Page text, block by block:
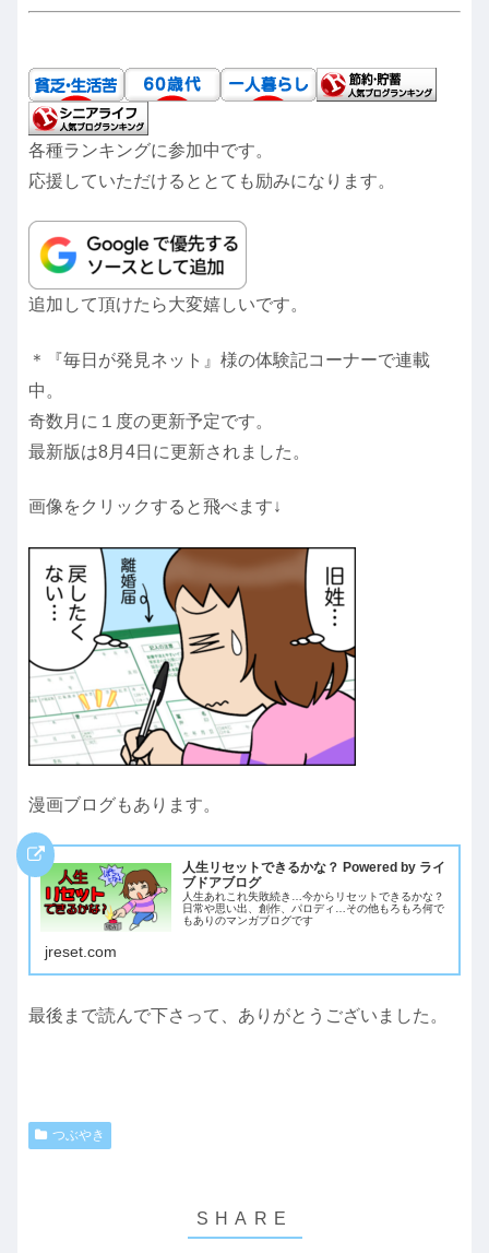
各種ランキングに参加中です。
応援していただけるととても励みになります。
追加して頂けたら大変嬉しいです。
＊『毎日が発見ネット』様の体験記コーナーで連載
中。
奇数月に１度の更新予定です。
最新版は8月4日に更新されました。
画像をクリックすると飛べます↓
漫画ブログもあります。
人生リセットできるかな？ Powered by ライ
ブドアブログ
人生あれこれ失敗続き…今からリセットできるかな？
日常や思い出、創作、パロディ…その他もろもろ何で
もありのマンガブログです
jreset.com
最後まで読んで下さって、ありがとうございました。
つぶやき